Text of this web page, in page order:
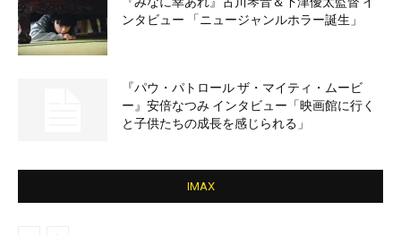
ンタビュー 「ニュージャンルホラー誕生」
『パウ・パトロール ザ・マイティ・ムービ
ー』安倍なつみ インタビュー「映画館に行く
と子供たちの成長を感じられる」
IMAX